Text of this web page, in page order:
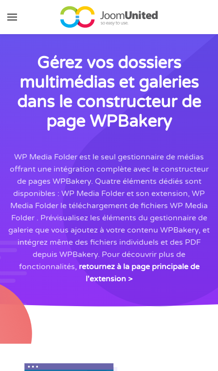
Aller au contenu principal
Gérez vos dossiers
multimédias et galeries
dans le constructeur de
page WPBakery
WP Media Folder est le seul gestionnaire de médias
offrant une intégration complète avec le constructeur
de pages WPBakery. Quatre éléments dédiés sont
disponibles : WP Media Folder et son extension, WP
Media Folder le téléchargement de fichiers WP Media
Folder . Prévisualisez les éléments du gestionnaire de
galerie que vous ajoutez à votre contenu WPBakery, et
intégrez même des fichiers individuels et des PDF
depuis WPBakery. Pour découvrir plus de
fonctionnalités, retournez à la page principale de
l'extension >